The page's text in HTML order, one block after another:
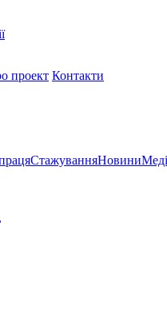
проект Контакти
СтажуванняНовини